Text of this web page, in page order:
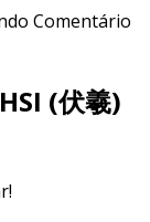
(伏羲)